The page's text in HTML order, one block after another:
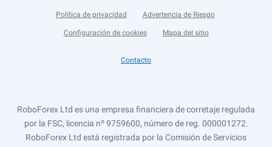
Política de privacidad Advertencia de Riesgo
Configuración de cookies Mapa del sitio
Contacto
RoboForex Ltd es una empresa financiera de corretaje regulada
por la FSC, licencia nº 9759600, número de reg. 000001272.
RoboForex Ltd está registrada por la Comisión de Servicios